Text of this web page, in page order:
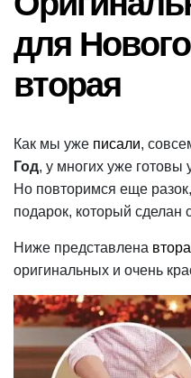
чтения
для
вторая
Как мы уже писали,
Год, у многих уже готовы
Но повторимся еще разок,
подарок, который сделан
Ниже представлена
оригинальных и очень